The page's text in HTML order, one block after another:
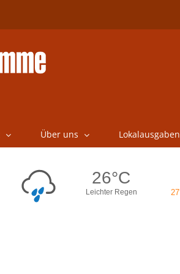
Über uns Lokalausgaben